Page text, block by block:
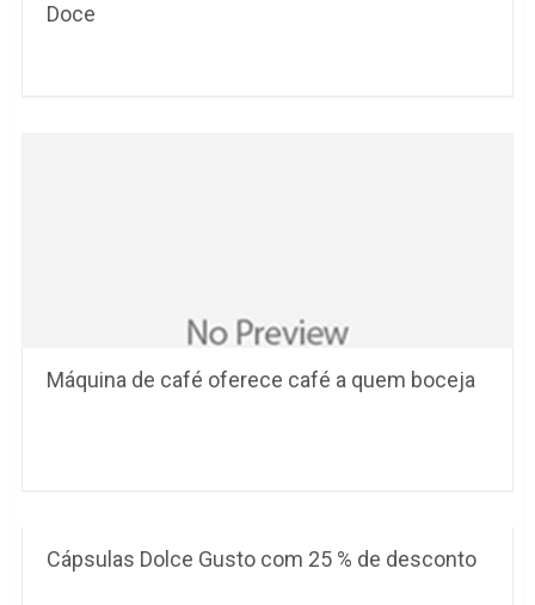
Doce
Máquina de café oferece café a quem boceja
Cápsulas Dolce Gusto com 25 % de desconto